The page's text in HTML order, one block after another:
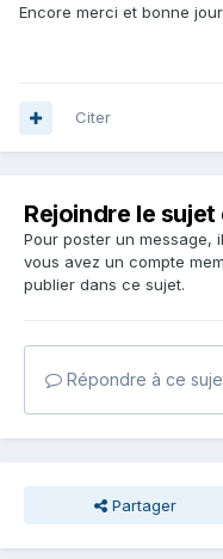
Encore merci et bonne
Citer
Rejoindre le
Pour poster un message,
vous avez un compte
publier dans ce sujet.
Répondre à ce
Partager